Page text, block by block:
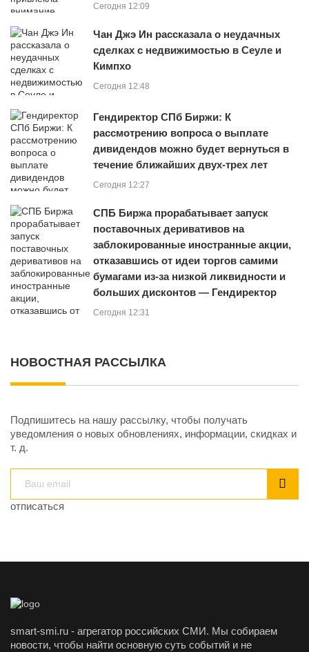
Сегодня 12:09
Чан Джэ Ин рассказала о неудачных
сделках с недвижимостью в Сеуле и
Кимпхо
Сегодня 12:48
Гендиректор СПб Биржи: К
рассмотрению вопроса о выплате
дивидендов можно будет вернуться в
течение ближайших двух-трех лет
Сегодня 12:27
СПБ Биржа прорабатывает запуск
поставочных деривативов на
заблокированные иностранные акции,
отказавшись от идеи торгов самими
бумагами из‑за низкой ликвидности и
больших дисконтов — Гендиректор
Сегодня 12:31
НОВОСТНАЯ РАССЫЛКА
Подпишитесь на нашу рассылку, чтобы получать
уведомления о новых обновлениях, информации, скидках и
т. д.
отписаться
smart-smi.ru - агрегатор российских СМИ. Мы собираем
новости, чтобы найти основную суть событий и не